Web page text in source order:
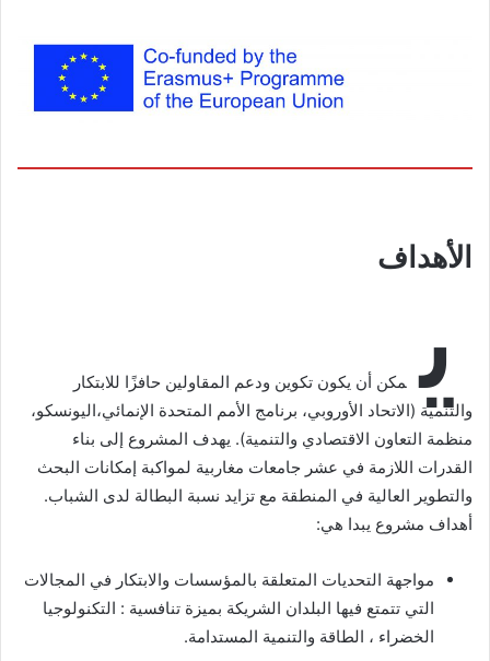
الأهداف
ي
مكن أن يكون تكوين ودعم المقاولين حافزًا للابتكار
والتنمية (الاتحاد الأوروبي، برنامج الأمم المتحدة الإنمائي،اليونسكو،
منظمة التعاون الاقتصادي والتنمية). يهدف المشروع إلى بناء
القدرات اللازمة في عشر جامعات مغاربية لمواكبة إمكانات البحث
والتطوير العالية في المنطقة مع تزايد نسبة البطالة لدى الشباب.
أهداف مشروع يبدا هي:
مواجهة التحديات المتعلقة بالمؤسسات والابتكار في المجالات
التي تتمتع فيها البلدان الشريكة بميزة تنافسية : التكنولوجيا
الخضراء ، الطاقة والتنمية المستدامة.